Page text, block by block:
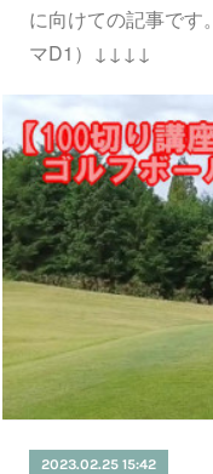
に向けての記事です
マD1）↓↓↓↓
2023.02.25 15:42